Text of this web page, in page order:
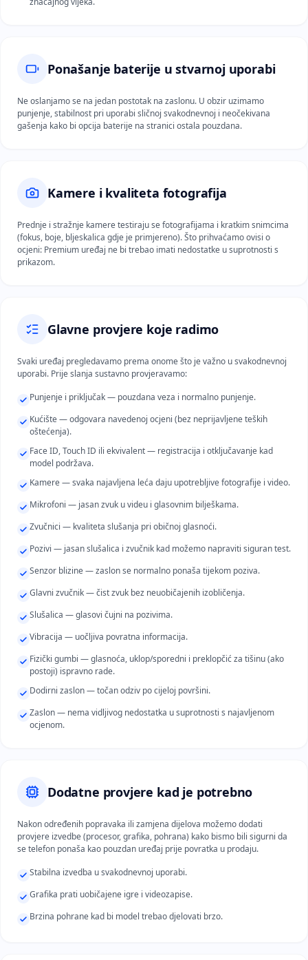
Ponašanje baterije u stvarnoj uporabi
Ne oslanjamo se na jedan postotak na zaslonu. U obzir uzimamo
punjenje, stabilnost pri uporabi sličnoj svakodnevnoj i neočekivana
gašenja kako bi opcija baterije na stranici ostala pouzdana.
Kamere i kvaliteta fotografija
Prednje i stražnje kamere testiraju se fotografijama i kratkim snimcima
(fokus, boje, bljeskalica gdje je primjereno). Što prihvaćamo ovisi o
ocjeni: Premium uređaj ne bi trebao imati nedostatke u suprotnosti s
prikazom.
Glavne provjere koje radimo
Svaki uređaj pregledavamo prema onome što je važno u svakodnevnoj
uporabi. Prije slanja sustavno provjeravamo:
Punjenje i priključak — pouzdana veza i normalno punjenje.
Kućište — odgovara navedenoj ocjeni (bez neprijavljene teških
oštećenja).
Face ID, Touch ID ili ekvivalent — registracija i otključavanje kad
model podržava.
Kamere — svaka najavljena leća daju upotrebljive fotografije i video.
Mikrofoni — jasan zvuk u videu i glasovnim bilješkama.
Zvučnici — kvaliteta slušanja pri običnoj glasnoći.
Pozivi — jasan slušalica i zvučnik kad možemo napraviti siguran test.
Senzor blizine — zaslon se normalno ponaša tijekom poziva.
Glavni zvučnik — čist zvuk bez neuobičajenih izobličenja.
Slušalica — glasovi čujni na pozivima.
Vibracija — uočljiva povratna informacija.
Fizički gumbi — glasnoća, uklop/sporedni i preklopčić za tišinu (ako
postoji) ispravno rade.
Dodirni zaslon — točan odziv po cijeloj površini.
Zaslon — nema vidljivog nedostatka u suprotnosti s najavljenom
ocjenom.
Dodatne provjere kad je potrebno
Nakon određenih popravaka ili zamjena dijelova možemo dodati
provjere izvedbe (procesor, grafika, pohrana) kako bismo bili sigurni da
se telefon ponaša kao pouzdan uređaj prije povratka u prodaju.
Stabilna izvedba u svakodnevnoj uporabi.
Grafika prati uobičajene igre i videozapise.
Brzina pohrane kad bi model trebao djelovati brzo.